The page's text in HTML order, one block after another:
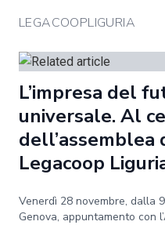
LEGACOOPLIGURIA
L’impresa del
universale. Al
dell’assemblea
Legacoop
Venerdì 28 novembre, dalla
Genova, appuntamento con